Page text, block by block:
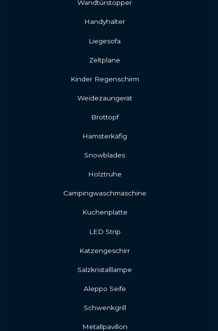
Wandtürstopper
Handyhalter
Liegesofa
Zeltplane
Kinder Regenschirm
Weidezaungerät
Brottopf
Hamsterkäfig
Snowblades
Holztruhe
Campingwaschmaschine
Kuchenplatte
LED Strip
Katzengeschirr
Salzkristalllampe
Aleppo Seife
Schwenkgrill
Metallpavillon